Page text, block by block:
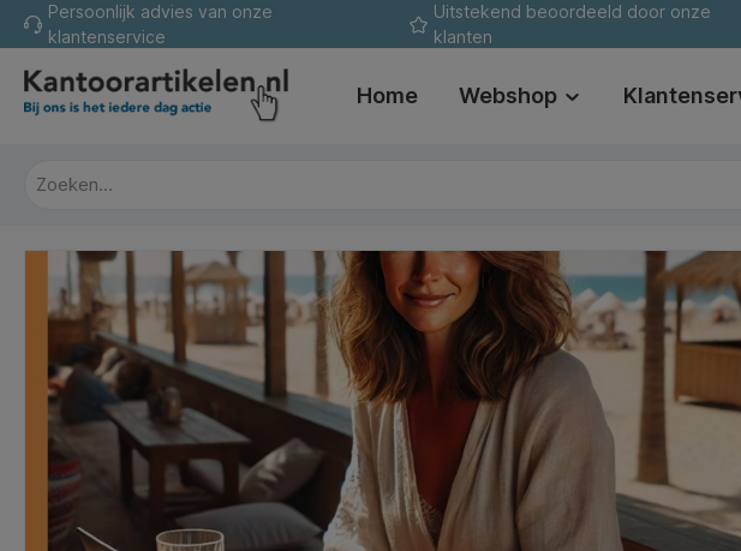
Ga naar de hoofdnavigatie
Persoonlijk advies van onze
klantenservice
Uitstekend beoordeeld door onze
klanten
Home Webshop